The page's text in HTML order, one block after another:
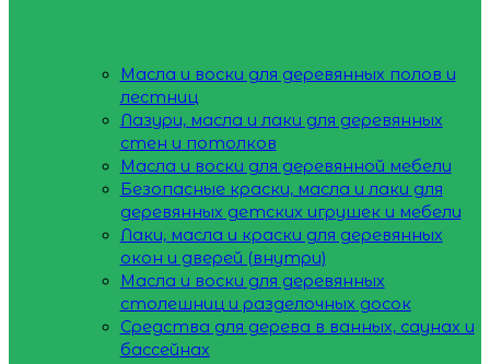
Масла и воски для деревянных полов и
лестниц
Лазури, масла и лаки для деревянных
стен и потолков
Масла и воски для деревянной мебели
Безопасные краски, масла и лаки для
деревянных детских игрушек и мебели
Лаки, масла и краски для деревянных
окон и дверей (внутри)
Масла и воски для деревянных
столешниц и разделочных досок
Средства для дерева в ванных, саунах и
бассейнах